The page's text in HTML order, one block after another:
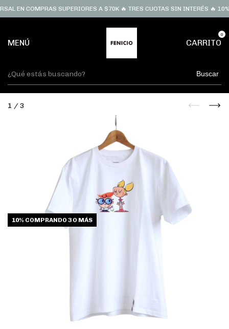
EN COMPRAS SUPERIORES A $70K 🔥 TRES CUOTAS SIN INTERÉS 🔥
MENÚ CARRITO
0
Buscar
1 / 3
10% COMPRANDO 3 O MÁS